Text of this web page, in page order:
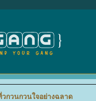
วกวนกวนใจอย่างฉลาด